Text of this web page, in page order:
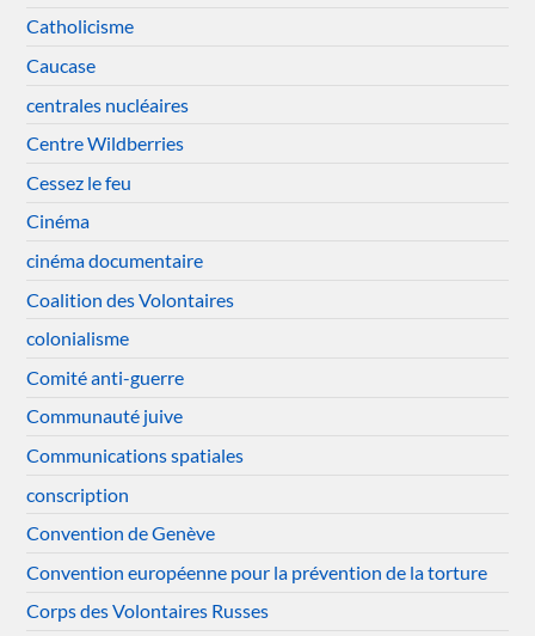
Catholicisme
Caucase
centrales nucléaires
Centre Wildberries
Cessez le feu
Cinéma
cinéma documentaire
Coalition des Volontaires
colonialisme
Comité anti-guerre
Communauté juive
Communications spatiales
conscription
Convention de Genève
Convention européenne pour la prévention de la torture
Corps des Volontaires Russes